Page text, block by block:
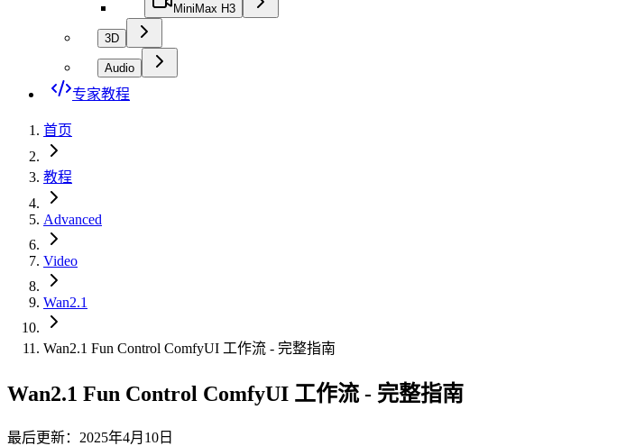
MiniMax H3
3D
Audio
专家教程
首页
教程
Advanced
Video
Wan2.1
Wan2.1 Fun Control ComfyUI 工作流 - 完整指南
Wan2.1 Fun Control ComfyUI 工作流 - 完整指南
最后更新：2025年4月10日